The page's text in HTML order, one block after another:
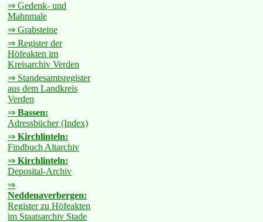
⇒ Gedenk- und
Mahnmale
⇒ Grabsteine
⇒ Register der
Höfeakten im
Kreisarchiv Verden
⇒ Standesamtsregister
aus dem Landkreis
Verden
⇒ Bassen:
Adressbücher (Index)
⇒ Kirchlinteln:
Findbuch Altarchiv
⇒ Kirchlinteln:
Deposital-Archiv
⇒
Neddenaverbergen:
Register zu Höfeakten
im Staatsarchiv Stade